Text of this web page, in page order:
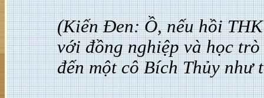
(Kiến Đen: Ồ, nếu hồi
với đồng nghiệp và học
đến một cô Bích Thủy như